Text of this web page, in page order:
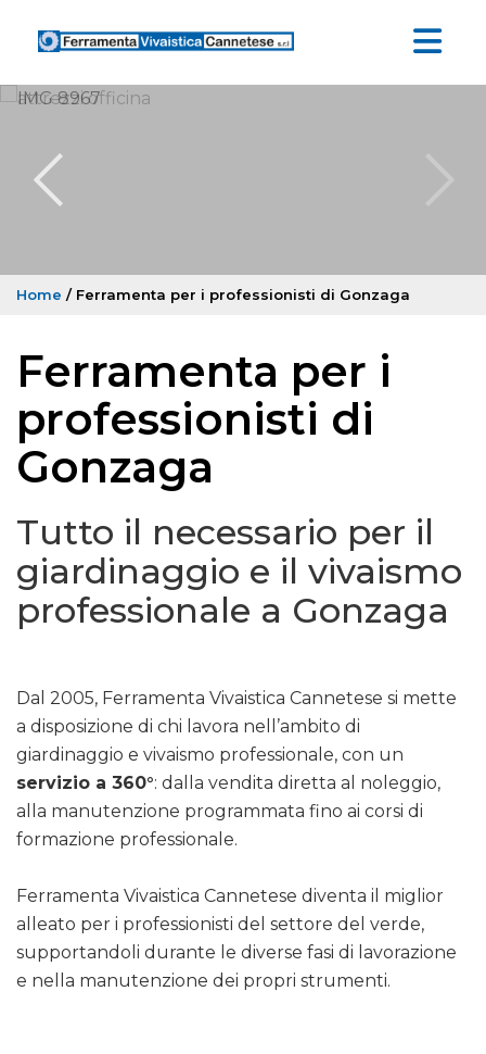
Home / Ferramenta per i professionisti di Gonzaga
Ferramenta per i
professionisti di
Gonzaga
Tutto il necessario per il
giardinaggio e il vivaismo
professionale a Gonzaga
Dal 2005, Ferramenta Vivaistica Cannetese si mette
a disposizione di chi lavora nell’ambito di
giardinaggio e vivaismo professionale, con un
servizio a 360°: dalla vendita diretta al noleggio,
alla manutenzione programmata fino ai corsi di
formazione professionale.
Ferramenta Vivaistica Cannetese diventa il miglior
alleato per i professionisti del settore del verde,
supportandoli durante le diverse fasi di lavorazione
e nella manutenzione dei propri strumenti.